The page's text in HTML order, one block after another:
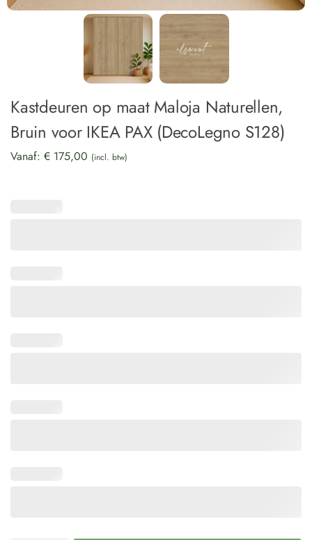
Kastdeuren op maat Maloja Naturellen,
Bruin voor IKEA PAX (DecoLegno S128)
Vanaf: € 175,00 (incl. btw)